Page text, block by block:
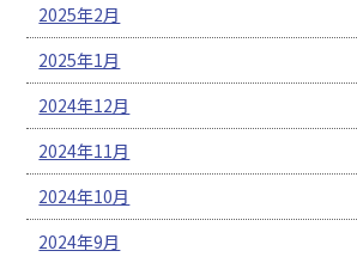
2025年2月
2025年1月
2024年12月
2024年11月
2024年10月
2024年9月